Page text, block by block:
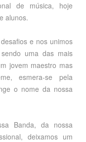
de música, hoje
alunos.
e nos unimos
uma das mais
jovem maestro mas
esmera-se pela
o nome da nossa
Banda, da nossa
deixamos um